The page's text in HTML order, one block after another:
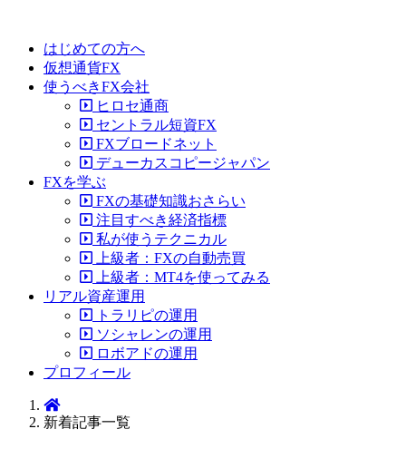
はじめての方へ
仮想通貨FX
使うべきFX会社
ヒロセ通商
セントラル短資FX
FXブロードネット
デューカスコピージャパン
FXを学ぶ
FXの基礎知識おさらい
注目すべき経済指標
私が使うテクニカル
上級者：FXの自動売買
上級者：MT4を使ってみる
リアル資産運用
トラリピの運用
ソシャレンの運用
ロボアドの運用
プロフィール
新着記事一覧